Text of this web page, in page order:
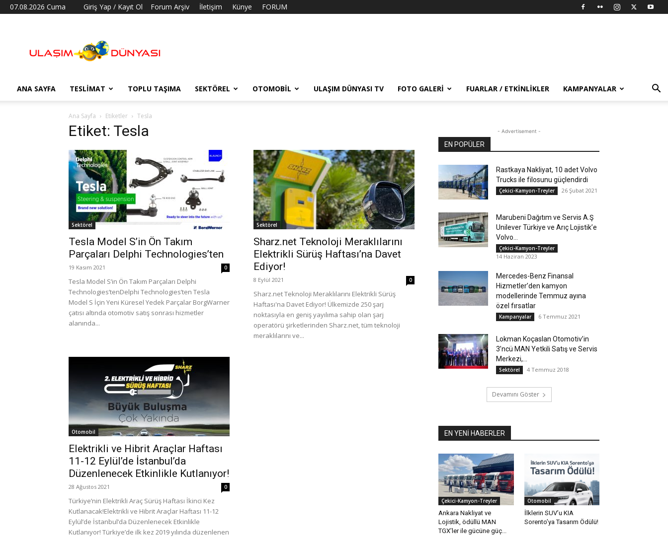
07.08.2026 Cuma Giriş Yap / Kayıt Ol Forum Arşiv İletişim Künye FORUM
Dünyası
ANA SAYFA TESLIMAT TOPLU TAŞIMA SEKTÖREL OTOMOBIL ULAŞIM DÜNYASI TV FOTO GALERI FUARLAR / ETKINLIKLER KAMPANYALAR
Ana Sayfa Etiketler Tesla
Etiket: Tesla
Sektörel
Tesla Model S’in Ön Takım
Parçaları Delphi Technologies’ten
19 Kasım 2021 0
Tesla Model S’in Ön Takım Parçaları Delphi
Technologies’tenDelphi Technologies’ten Tesla
Model S İçin Yeni Küresel Yedek Parçalar BorgWarner
çatısı altında otomotiv satış sonrası hizmetler
alanında...
Sektörel
Sharz.net Teknoloji Meraklılarını
Elektrikli Sürüş Haftası’na Davet
Ediyor!
8 Eylül 2021 0
Sharz.net Teknoloji Meraklılarını Elektrikli Sürüş
Haftası'na Davet Ediyor! Ülkemizde 250 şarj
noktasıyla en geniş yayılıma sahip olan şarj
operatörü şirketlerinden Sharz.net, tüm teknoloji
meraklılarını ve...
Otomobil
Elektrikli ve Hibrit Araçlar Haftası
11-12 Eylül’de İstanbul’da
Düzenlenecek Etkinlikle Kutlanıyor!
28 Ağustos 2021 0
Türkiye’nin Elektrikli Araç Sürüş Haftası İkinci Kez
Kutlanacak!Elektrikli ve Hibrit Araçlar Haftası 11-12
Eylül’de İstanbul’da Düzenlenecek Etkinlikle
Kutlanıyor! Türkiye’de ilk kez 2019 yılında düzenlenen
- Advertisement -
EN POPÜLER
Rastkaya Nakliyat, 10 adet Volvo
Trucks ile filosunu güçlendirdi
Çekici-Kamyon-Treyler 26 Şubat 2021
Marubeni Dağıtım ve Servis A.Ş
Unilever Türkiye ve Arıç Lojistik’e
Volvo...
Çekici-Kamyon-Treyler
14 Haziran 2023
Mercedes-Benz Finansal
Hizmetler’den kamyon
modellerinde Temmuz ayına
özel fırsatlar
Kampanyalar 6 Temmuz 2021
Lokman Koçaslan Otomotiv’in
3’ncü MAN Yetkili Satış ve Servis
Merkezi,...
Sektörel 4 Temmuz 2018
Devamını Göster
EN YENİ HABERLER
Çekici-Kamyon-Treyler
Ankara Nakliyat ve
Lojistik, ödüllü MAN
TGX’ler ile gücüne güç...
Otomobil
İlklerin SUV’u KIA
Sorento’ya Tasarım Ödülü!